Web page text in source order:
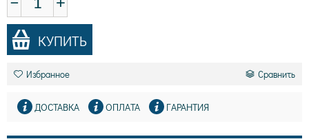
КУПИТЬ
Избранное Сравнить
ДОСТАВКА ОПЛАТА ГАРАНТИЯ